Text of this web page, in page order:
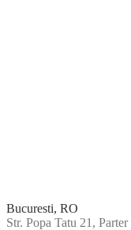
Bucuresti, RO
Str. Popa Tatu 21, Parter